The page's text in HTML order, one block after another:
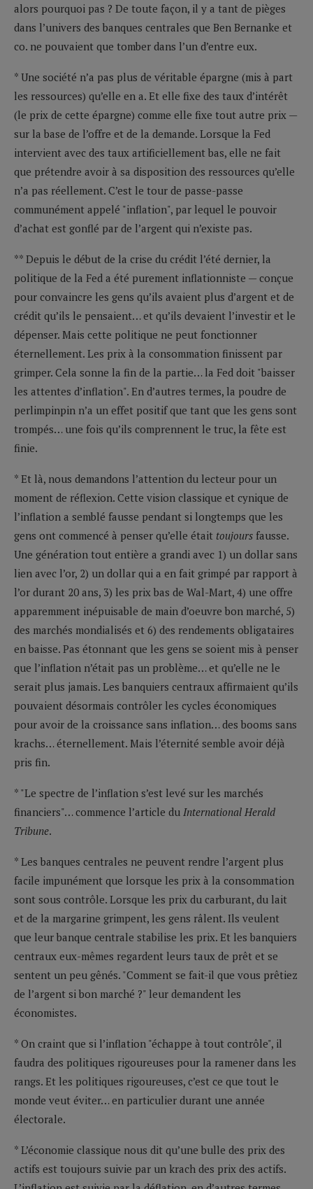
alors pourquoi pas ? De toute façon, il y a tant de pièges
dans l’univers des banques centrales que Ben Bernanke et
co. ne pouvaient que tomber dans l’un d’entre eux.
* Une société n’a pas plus de véritable épargne (mis à part
les ressources) qu’elle en a. Et elle fixe des taux d’intérêt
(le prix de cette épargne) comme elle fixe tout autre prix —
sur la base de l’offre et de la demande. Lorsque la Fed
intervient avec des taux artificiellement bas, elle ne fait
que prétendre avoir à sa disposition des ressources qu’elle
n’a pas réellement. C’est le tour de passe-passe
communément appelé "inflation", par lequel le pouvoir
d’achat est gonflé par de l’argent qui n’existe pas.
** Depuis le début de la crise du crédit l’été dernier, la
politique de la Fed a été purement inflationniste — conçue
pour convaincre les gens qu’ils avaient plus d’argent et de
crédit qu’ils le pensaient… et qu’ils devaient l’investir et le
dépenser. Mais cette politique ne peut fonctionner
éternellement. Les prix à la consommation finissent par
grimper. Cela sonne la fin de la partie… la Fed doit "baisser
les attentes d’inflation". En d’autres termes, la poudre de
perlimpinpin n’a un effet positif que tant que les gens sont
trompés… une fois qu’ils comprennent le truc, la fête est
finie.
* Et là, nous demandons l’attention du lecteur pour un
moment de réflexion. Cette vision classique et cynique de
l’inflation a semblé fausse pendant si longtemps que les
gens ont commencé à penser qu’elle était toujours fausse.
Une génération tout entière a grandi avec 1) un dollar sans
lien avec l’or, 2) un dollar qui a en fait grimpé par rapport à
l’or durant 20 ans, 3) les prix bas de Wal-Mart, 4) une offre
apparemment inépuisable de main d’oeuvre bon marché, 5)
des marchés mondialisés et 6) des rendements obligataires
en baisse. Pas étonnant que les gens se soient mis à penser
que l’inflation n’était pas un problème… et qu’elle ne le
serait plus jamais. Les banquiers centraux affirmaient qu’ils
pouvaient désormais contrôler les cycles économiques
pour avoir de la croissance sans inflation… des booms sans
krachs… éternellement. Mais l’éternité semble avoir déjà
pris fin.
* "Le spectre de l’inflation s’est levé sur les marchés
financiers"… commence l’article du International Herald
Tribune.
* Les banques centrales ne peuvent rendre l’argent plus
facile impunément que lorsque les prix à la consommation
sont sous contrôle. Lorsque les prix du carburant, du lait
et de la margarine grimpent, les gens râlent. Ils veulent
que leur banque centrale stabilise les prix. Et les banquiers
centraux eux-mêmes regardent leurs taux de prêt et se
sentent un peu gênés. "Comment se fait-il que vous prêtiez
de l’argent si bon marché ?" leur demandent les
économistes.
* On craint que si l’inflation "échappe à tout contrôle", il
faudra des politiques rigoureuses pour la ramener dans les
rangs. Et les politiques rigoureuses, c’est ce que tout le
monde veut éviter… en particulier durant une année
électorale.
* L’économie classique nous dit qu’une bulle des prix des
actifs est toujours suivie par un krach des prix des actifs.